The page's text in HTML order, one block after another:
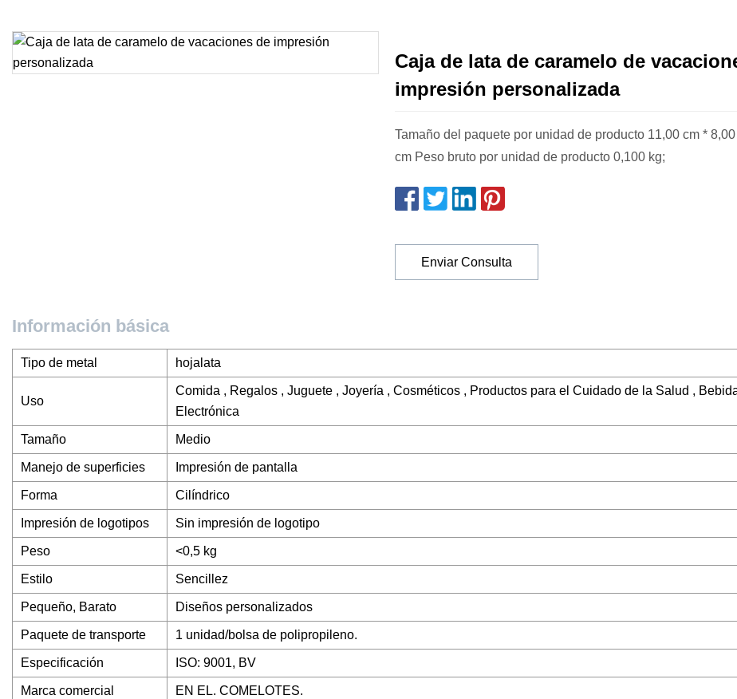
Caja de lata de caramelo de
impresión personalizada
Tamaño del paquete por unidad de producto 11,00 cm *
cm Peso bruto por unidad de producto 0,100 kg;
Enviar Consulta
Información básica
Tipo de metal hojalata
Uso
Comida , Regalos , Juguete , Joyería , Cosméticos , Productos para el Cuidado de la Salud ,
Electrónica
Tamaño Medio
Manejo de superficies Impresión de pantalla
Forma Cilíndrico
Impresión de logotipos Sin impresión de logotipo
Peso <0,5 kg
Estilo Sencillez
Pequeño, Barato Diseños personalizados
Paquete de transporte 1 unidad/bolsa de polipropileno.
Especificación ISO: 9001, BV
Marca comercial EN EL. COMELOTES.